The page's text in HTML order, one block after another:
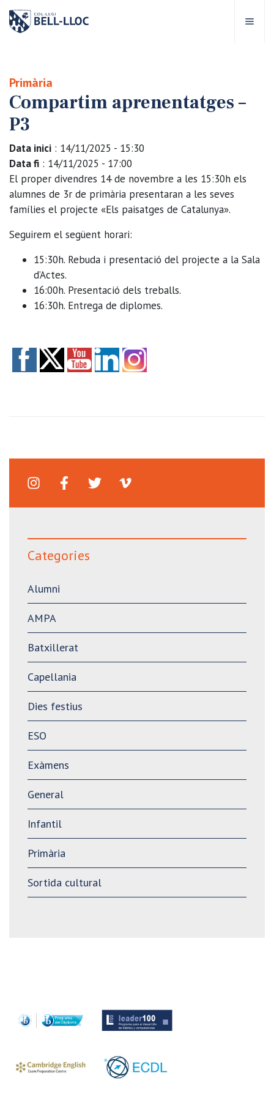
Bell-lloc
Educatiu
educatives
Escolars
Primària
Compartim aprenentatges –
P3
Data inici : 14/11/2025 - 15:30
Data fi : 14/11/2025 - 17:00
El proper divendres 14 de novembre a les 15:30h els
alumnes de 3r de primària presentaran a les seves
famílies el projecte «Els paisatges de Catalunya».
Seguirem el següent horari:
15:30h. Rebuda i presentació del projecte a la Sala
d’Actes.
16:00h. Presentació dels treballs.
16:30h. Entrega de diplomes.
Categories
Alumni
AMPA
Batxillerat
Capellania
Dies festius
ESO
Exàmens
General
Infantil
Primària
Sortida cultural